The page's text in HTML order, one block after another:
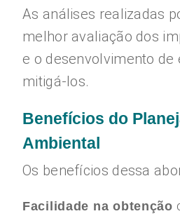
As análises realizadas
melhor avaliação dos
e o desenvolvimento de
mitigá-los.
Benefícios do
Ambiental
Os benefícios dessa
Facilidade na obtenção